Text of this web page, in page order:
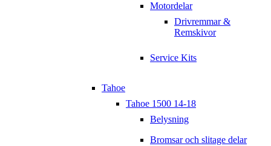
Motordelar
Drivremmar &
Remskivor
Service Kits
Tahoe
Tahoe 1500 14-18
Belysning
Bromsar och slitage delar